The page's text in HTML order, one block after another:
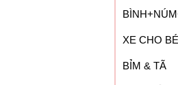
XE CHO BÉ
BỈM & TÃ